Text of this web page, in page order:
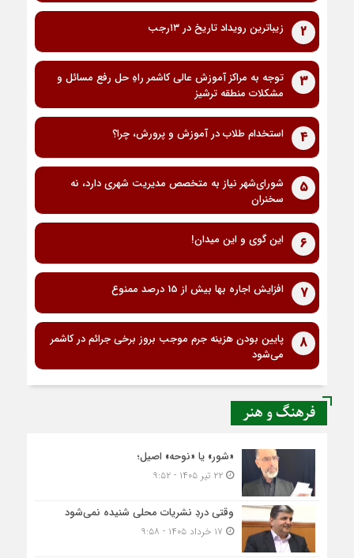
2 زیباترین رویداد تاریخ در ۱۳رجب
3
توجه به مراکز آموزش عالی کاشمر راهِ حل رفع مسائل و
مشکلات منطقه ترشیز
4 استخدام طلاب در آموزش و پرورش، چرا؟
5
شورای‌شهر نیاز به متخصص مدیریت شهری دارد، نه
سخنران
6 این گوی و این میدان!
7 افزایش اجاره بها بیش از 15 درصد ممنوع
8
پایین بودن هزینه جرم موجب بروز برخی جرائم در کاشمر
می‌شود
فرهنگ و هنر
«شور» یا «نوحه» اصیل؛
۲۲ تیر ۱۴۰۵ - ۹:۵۲
وقتی دردِ نشریات محلی شنیده نمی‌شود